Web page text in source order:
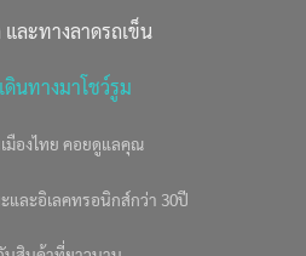
ละทางลาดรถเข็น
ดินทางมาโชว์รูม
เมืองไทย คอยดูแลคุณ
และอิเลคทรอนิกส์กว่า 30ปี